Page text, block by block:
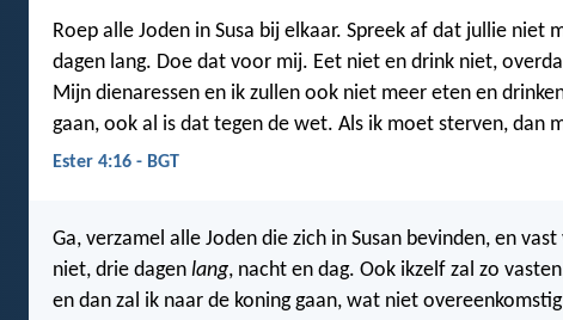
Roep alle Joden in Susa bij elkaar. Spreek af dat jullie niet
dagen lang. Doe dat voor mij. Eet niet en drink niet,
Mijn dienaressen en ik zullen ook niet meer eten en
gaan, ook al is dat tegen de wet. Als ik moet sterven, dan
Ester 4:16 - BGT
Ga, verzamel alle Joden die zich in Susan bevinden, en
niet, drie dagen lang, nacht en dag. Ook ikzelf zal zo
en dan zal ik naar de koning gaan, wat niet